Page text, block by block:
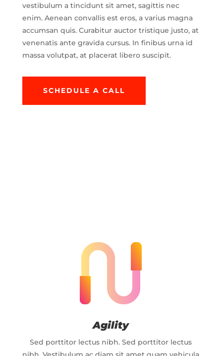
vestibulum a tincidunt sit amet, sagittis nec
enim. Aenean convallis est eros, a varius magna
accumsan quis. Curabitur auctor tristique justo, at
venenatis ante gravida cursus. In finibus urna id
massa volutpat, at placerat libero suscipit.
SCHEDULE A CALL
Agility
Sed porttitor lectus nibh. Sed porttitor lectus